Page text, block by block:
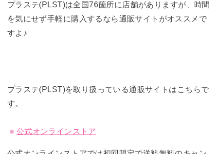
プラステ(PLST)は全国76箇所に店舗がありますが、時間
を気にせず手軽に購入するなら通販サイトがオススメで
すよ♪
プラステ(PLST)を取り扱っている通販サイトはこちらで
す。
公式オンラインストア